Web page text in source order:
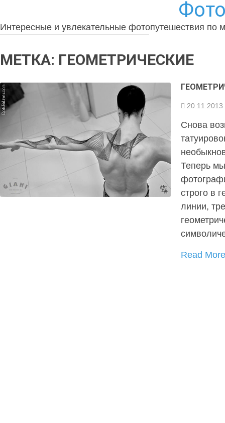
Интересные и увлекательные фотопутешествия по
МЕТКА: ГЕОМЕТРИЧЕСКИЕ
20.11.2013
Снова
Теперь
строго в
линии,
Read